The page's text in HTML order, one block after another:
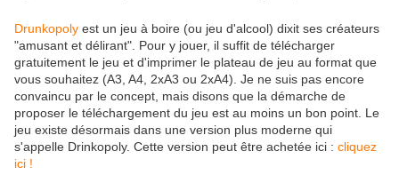
Drunkopoly est un jeu à boire (ou jeu d'alcool) dixit ses créateurs
"amusant et délirant". Pour y jouer, il suffit de télécharger
gratuitement le jeu et d'imprimer le plateau de jeu au format que
vous souhaitez (A3, A4, 2xA3 ou 2xA4). Je ne suis pas encore
convaincu par le concept, mais disons que la démarche de
proposer le téléchargement du jeu est au moins un bon point. Le
jeu existe désormais dans une version plus moderne qui
s'appelle Drinkopoly. Cette version peut être achetée ici : cliquez
ici !